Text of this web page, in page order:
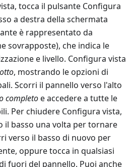
tocca il pulsante Configura
a destra della schermata
è rappresentato da
sovrapposte), che indica le
e livello. Configura vista
, mostrando le opzioni di
Scorri il pannello verso l'alto
completoe accedere a tutte le
Per chiudere Configura vista,
il basso una volta per tornare
verso il basso di nuovo per
oppure tocca in qualsiasi
fuori del pannello. Puoi anche